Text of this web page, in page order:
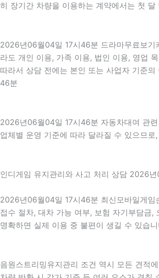
히 장기간 차량을 이용하는 계약에서는 첫
2026년06월04일 17시46분 드라마무료보
라도 개인 이용, 가족 이용, 법인 이용, 영업
따라서 상담 전에는 본인 또는 사업자 기준
46분
2026년06월04일 17시46분 자동차대여 관
업체별 운영 기준에 따라 달라질 수 있으므
인디게임 유지관리와 사고 처리 상담 2026
2026년06월04일 17시46분 최신모바일게임
접수 절차, 대차 가능 여부, 보험 자기부담금
명확하면 실제 이용 중 불편이 생길 수 있습
음원스트리밍유지관리 조건 역시 모든 견적